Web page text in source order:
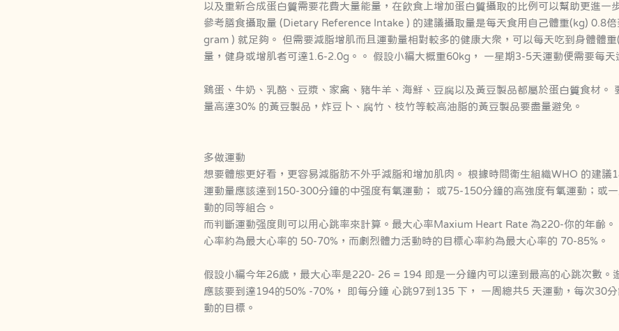
以及重新合成蛋白質需要花費大量能量，在飲食上增加蛋白質攝取的比例可以幫助更進一
參考膳食攝取量 (Dietary Reference Intake ) 的建議攝取量是每天食用自己體重(kg) 0.8
gram ) 就足夠。 但需要減脂增肌而且運動量相對較多的健康大衆，可以每天吃到身體體
量，健身或增肌者可達1.6-2.0g。。 假設小編大概重60kg， 一星期3-5天運動便需要每天
鷄蛋、牛奶、乳酪、豆漿、家禽、豬牛羊、海鮮、豆腐以及黃豆製品都屬於蛋白質食材。
量高達30% 的黃豆製品，炸豆卜、腐竹、枝竹等較高油脂的黃豆製品要盡量避免。
多做運動
想要體態更好看，更容易減脂肪不外乎減脂和增加肌肉。 根據時間衛生組織WHO 的建議
運動量應該達到150-300分鐘的中强度有氧運動； 或75-150分鐘的高強度有氧運動；或
動的同等組合。
而判斷運動强度則可以用心跳率來計算。最大心率Maxium Heart Rate 為220-你的年齡。
心率約為最大心率的 50-70%，而劇烈體力活動時的目標心率約為最大心率的 70-85%。
假設小編今年26歲，最大心率是220- 26 = 194 即是一分鐘内可以達到最高的心跳次數。
應該要到達194的50% -70%， 即每分鐘 心跳97到135 下， 一周總共5 天運動，每次30
動的目標。